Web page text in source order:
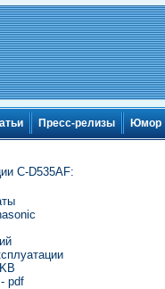
Пресс-релизы Юмор
C-D535AF:
pdf